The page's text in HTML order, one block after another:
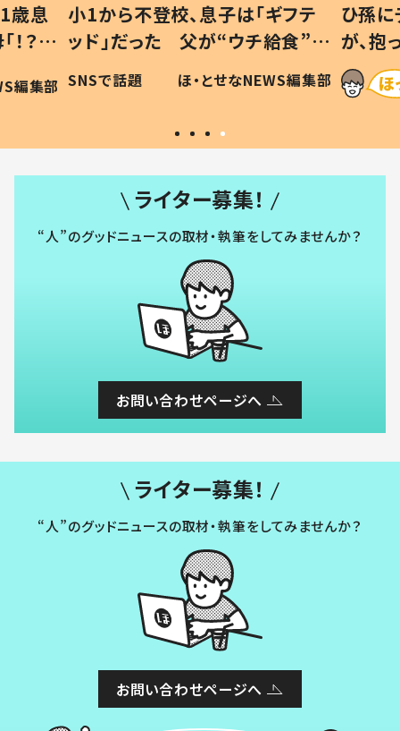
歳息
？」
編集部
小1から不登校、息子は「ギフテ
ッド」だった 父が“ウチ給食”を
作り続ける理由とは #令和の親
#令和の子
SNSで話題 ほ・とせなNEWS編集部
ひ孫
が、
「涙が
い」
ライター募集！
“人”のグッドニュースの取材・執筆をしてみませんか？
お問い合わせページへ
ライター募集！
“人”のグッドニュースの取材・執筆をしてみませんか？
お問い合わせページへ